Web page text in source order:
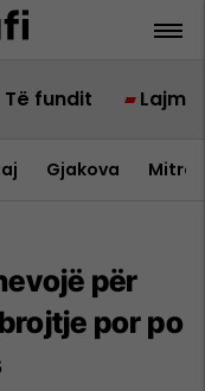
Të fundit Lajme
Gjakova
për
por po